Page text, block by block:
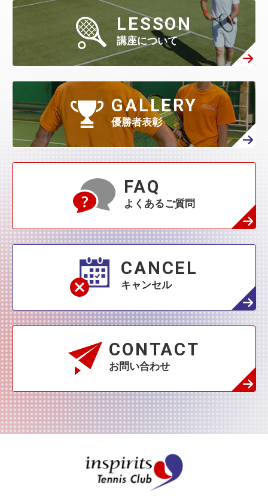
LESSON
講座について
GALLERY
優勝者表彰
FAQ
よくあるご質問
CANCEL
キャンセル
CONTACT
お問い合わせ